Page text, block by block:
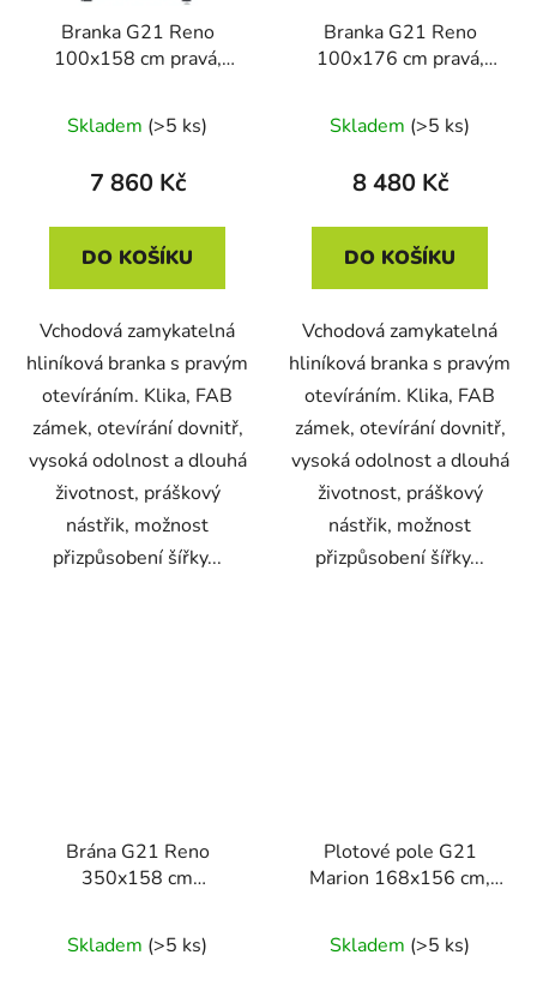
Branka G21 Reno
100x158 cm pravá,
Skladem (>5 ks)
7 860 Kč
DO KOŠÍKU
Vchodová zamykatelná
hliníková branka s pravým
otevíráním. Klika, FAB
zámek, otevírání dovnitř,
vysoká odolnost a dlouhá
životnost, práškový
nástřik, možnost
přizpůsobení šířky...
Branka G21 Reno
100x176 cm pravá,
Skladem (>5 ks)
8 480 Kč
DO KOŠÍKU
Vchodová zamykatelná
hliníková branka s pravým
otevíráním. Klika, FAB
zámek, otevírání dovnitř,
vysoká odolnost a dlouhá
životnost, práškový
nástřik, možnost
přizpůsobení šířky...
Brána G21 Reno
350x158 cm
Skladem (>5 ks)
Plotové pole G21
Marion 168x156 cm,
Skladem (>5 ks)